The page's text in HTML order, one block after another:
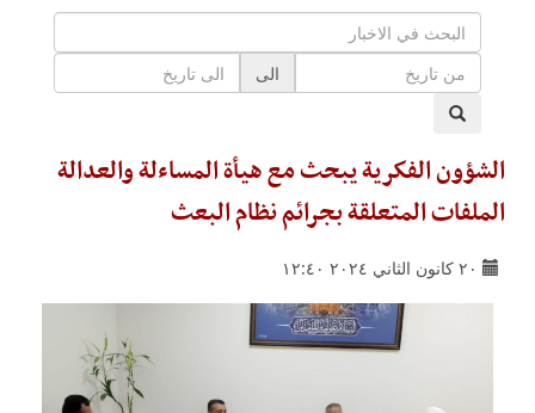
الى
الشؤون الفكرية يبحث مع هيأة المساءلة والعدالة
الملفات المتعلقة بجرائم نظام البعث
٢٠ كانون الثاني ٢٠٢٤ ١٢:٤٠